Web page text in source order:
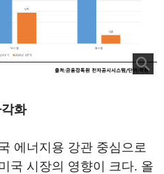
화
에너지용 강관 중심으로
국 시장의 영향이 크다. 올